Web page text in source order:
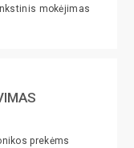
mokėjimas
prekėms